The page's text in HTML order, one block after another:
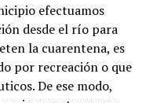
efectuamos
desde el río para
la cuarentena, es
por recreación o que
De ese modo,